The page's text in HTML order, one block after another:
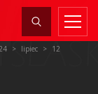
lipiec 12